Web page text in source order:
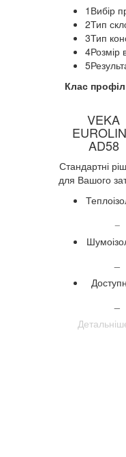
1 Вибір
2Тип
3Тип
4Розмір
5
Клас
VEKA
AD58
Стандартні
для Вашого